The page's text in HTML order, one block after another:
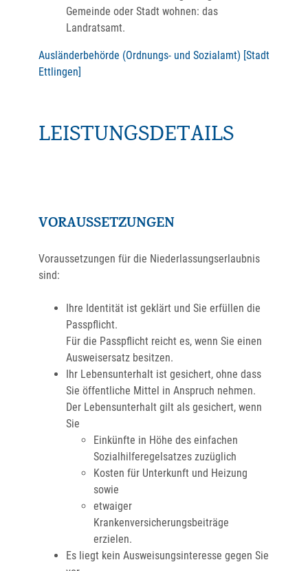
Gemeinde oder Stadt wohnen: das
Landratsamt.
Ausländerbehörde (Ordnungs- und Sozialamt) [Stadt
Ettlingen]
LEISTUNGSDETAILS
VORAUSSETZUNGEN
Voraussetzungen für die Niederlassungserlaubnis
sind:
Ihre Identität ist geklärt und Sie erfüllen die
Passpflicht.
Für die Passpflicht reicht es, wenn Sie einen
Ausweisersatz besitzen.
Ihr Lebensunterhalt ist gesichert, ohne dass
Sie öffentliche Mittel in Anspruch nehmen.
Der Lebensunterhalt gilt als gesichert, wenn
Sie
Einkünfte in Höhe des einfachen
Sozialhilferegelsatzes zuzüglich
Kosten für Unterkunft und Heizung
sowie
etwaiger
Krankenversicherungsbeiträge
erzielen.
Es liegt kein Ausweisungsinteresse gegen Sie